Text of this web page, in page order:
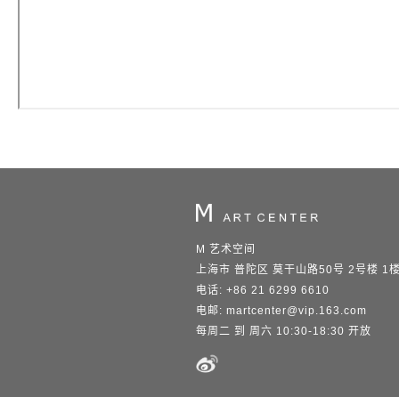
M 艺术空间
上海市 普陀区 莫干山路50号 2号楼 1
电话: +86 21 6299 6610
电邮: martcenter@vip.163.com
每周二 到 周六 10:30-18:30 开放